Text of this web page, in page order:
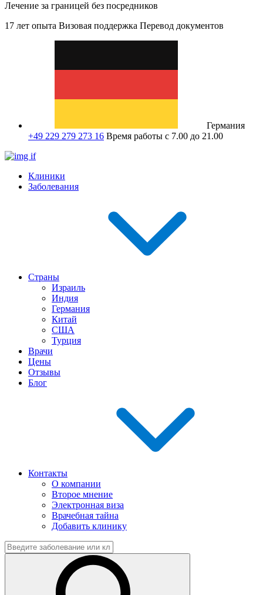
Лечение за границей без посредников
17 лет опыта Визовая поддержка Перевод документов
Германия
+49 229 279 273 16 Время работы с 7.00 до 21.00
Клиники
Заболевания
Страны
Израиль
Индия
Германия
Китай
США
Турция
Врачи
Цены
Отзывы
Блог
Контакты
О компании
Второе мнение
Электронная виза
Врачебная тайна
Добавить клинику